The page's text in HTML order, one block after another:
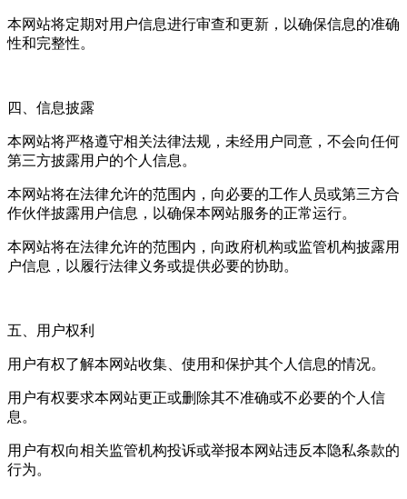
本网站将定期对用户信息进行审查和更新，以确保信息的准确
性和完整性。
四、信息披露
本网站将严格遵守相关法律法规，未经用户同意，不会向任何
第三方披露用户的个人信息。
本网站将在法律允许的范围内，向必要的工作人员或第三方合
作伙伴披露用户信息，以确保本网站服务的正常运行。
本网站将在法律允许的范围内，向政府机构或监管机构披露用
户信息，以履行法律义务或提供必要的协助。
五、用户权利
用户有权了解本网站收集、使用和保护其个人信息的情况。
用户有权要求本网站更正或删除其不准确或不必要的个人信
息。
用户有权向相关监管机构投诉或举报本网站违反本隐私条款的
行为。